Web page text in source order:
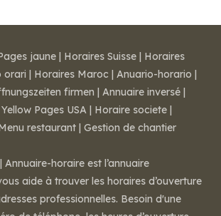
jaune | Horaires Suisse | Horaires
orari | Horaires Maroc | Anuario-horario |
firmen | Annuaire inversé |
Yellow Pages USA | Horaire societe |
restaurant | Gestion de chantier
horaire est l’annuaire
aide à trouver les horaires d’ouverture
professionnelles. Besoin d'une